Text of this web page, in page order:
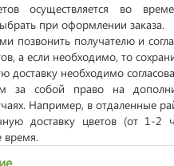
осуществляется во
при оформлении заказа.
позвонить получателю и
а если необходимо, то
доставку необходимо
за собой право на
Например, в отдаленные
доставку цветов (от 1-
время.